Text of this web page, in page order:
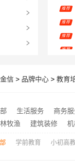
推荐
推荐
推荐
推荐
推荐
信 > 品牌中心 > 教育
生活服务 商务
牧渔
建筑装修
学前教育 小初高